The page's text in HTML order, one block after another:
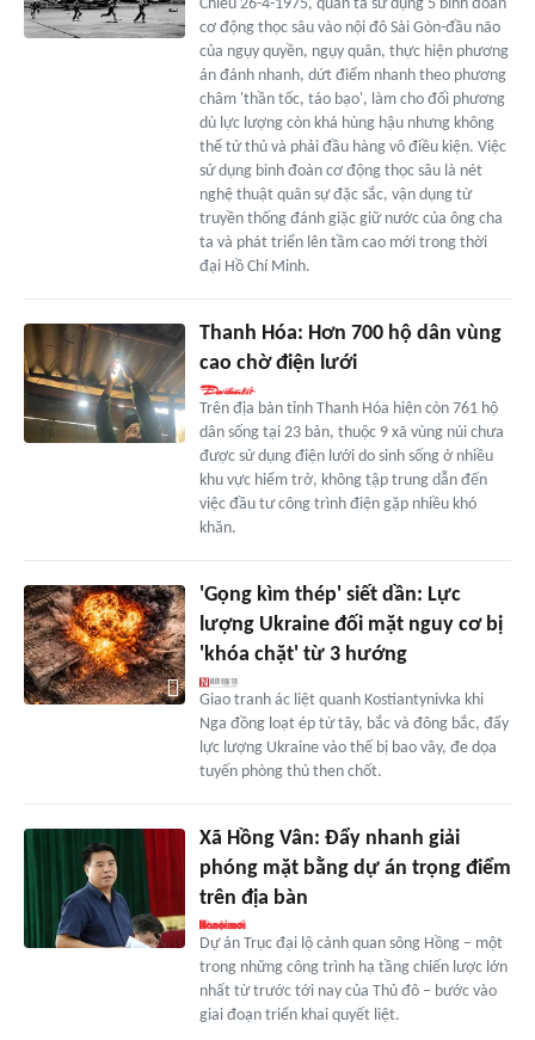
Chiều 26-4-1975, quân ta sử dụng 5 binh đoàn
cơ động thọc sâu vào nội đô Sài Gòn-đầu não
của ngụy quyền, ngụy quân, thực hiện phương
án đánh nhanh, dứt điểm nhanh theo phương
châm 'thần tốc, táo bạo', làm cho đối phương
dù lực lượng còn khá hùng hậu nhưng không
thể tử thủ và phải đầu hàng vô điều kiện. Việc
sử dụng binh đoàn cơ động thọc sâu là nét
nghệ thuật quân sự đặc sắc, vận dụng từ
truyền thống đánh giặc giữ nước của ông cha
ta và phát triển lên tầm cao mới trong thời
đại Hồ Chí Minh.
Thanh Hóa: Hơn 700 hộ dân vùng
cao chờ điện lưới
Trên địa bàn tỉnh Thanh Hóa hiện còn 761 hộ
dân sống tại 23 bản, thuộc 9 xã vùng núi chưa
được sử dụng điện lưới do sinh sống ở nhiều
khu vực hiểm trở, không tập trung dẫn đến
việc đầu tư công trình điện gặp nhiều khó
khăn.
'Gọng kìm thép' siết dần: Lực
lượng Ukraine đối mặt nguy cơ bị
'khóa chặt' từ 3 hướng
Giao tranh ác liệt quanh Kostiantynivka khi
Nga đồng loạt ép từ tây, bắc và đông bắc, đẩy
lực lượng Ukraine vào thế bị bao vây, đe dọa
tuyến phòng thủ then chốt.
Xã Hồng Vân: Đẩy nhanh giải
phóng mặt bằng dự án trọng điểm
trên địa bàn
Dự án Trục đại lộ cảnh quan sông Hồng – một
trong những công trình hạ tầng chiến lược lớn
nhất từ trước tới nay của Thủ đô – bước vào
giai đoạn triển khai quyết liệt.